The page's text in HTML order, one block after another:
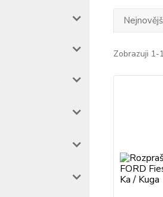
Zobrazuji 1-